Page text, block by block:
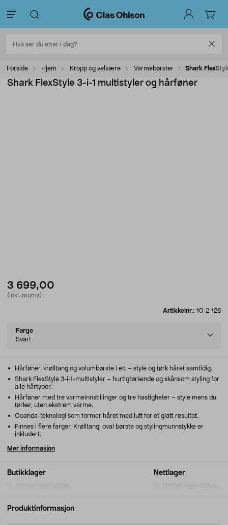
Forside Hjem Kropp og velvære Varmebørster Shark
Shark FlexStyle 3-i-1 multistyler og hårføner
3 699,00
(inkl. moms)
Artikkelnr.: 10-2-126
Select
variant
Farge
Svart
Butikklager Nettlager
Hårføner, krølltang og volumbørste i ett – style og tørk håret samtidig.
Shark FlexStyle 3-i-1-multistyler – hurtigtørkende og skånsom styling for
alle hårtyper.
Hårføner med tre varmeinnstillinger og tre hastigheter – style mens du
tørker, uten ekstrem varme.
Coanda-teknologi som former håret med luft for et glatt resultat.
Finnes i flere farger. Krølltang, oval børste og stylingmunnstykke er
inkludert.
Mer informasjon
Produktinformasjon